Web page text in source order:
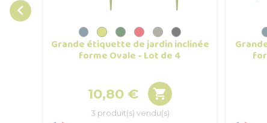

Grande étiquette de jardin inclinée
forme Ovale - Lot de 4
Prix
10,80 € 
3 produit(s) vendu(s)